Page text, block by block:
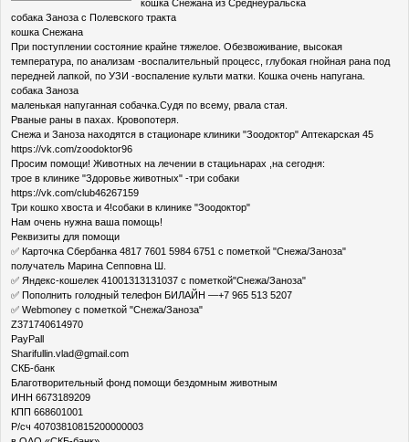
кошка Снежана из Среднеуральска
собака Заноза с Полевского тракта
кошка Снежана
При поступлении состояние крайне тяжелое. Обезвоживание, высокая
температура, по анализам -воспалительный процесс, глубокая гнойная рана под
передней лапкой, по УЗИ -воспаление культи матки. Кошка очень напугана.
собака Заноза
маленькая напуганная собачка.Судя по всему, рвала стая.
Рваные раны в пахах. Кровопотеря.
Снежа и Заноза находятся в стационаре клиники "Зоодоктор" Аптекарская 45
https://vk.com/zoodoktor96
Просим помощи! Животных на лечении в стациьнарах ,на сегодня:
трое в клинике "Здоровье животных" -три собаки
https://vk.com/club46267159
Три кошко хвоста и 4!собаки в клинике "Зоодоктор"
Нам очень нужна ваша помощь!
Реквизиты для помощи
✅ Карточка Сбербанка 4817 7601 5984 6751 с пометкой "Снежа/Заноза"
получатель Марина Сепповна Ш.
✅ Яндекс-кошелек 41001313131037 с пометкой"Снежа/Заноза"
✅ Пополнить голодный телефон БИЛАЙН —+7 965 513 5207
✅ Webmoney с пометкой "Снежа/Заноза"
Z371740614970
PayPall
Sharifullin.vlad@gmail.com
СКБ-банк
Благотворительный фонд помощи бездомным животным
ИНН 6673189209
КПП 668601001
Р/сч 40703810815200000003